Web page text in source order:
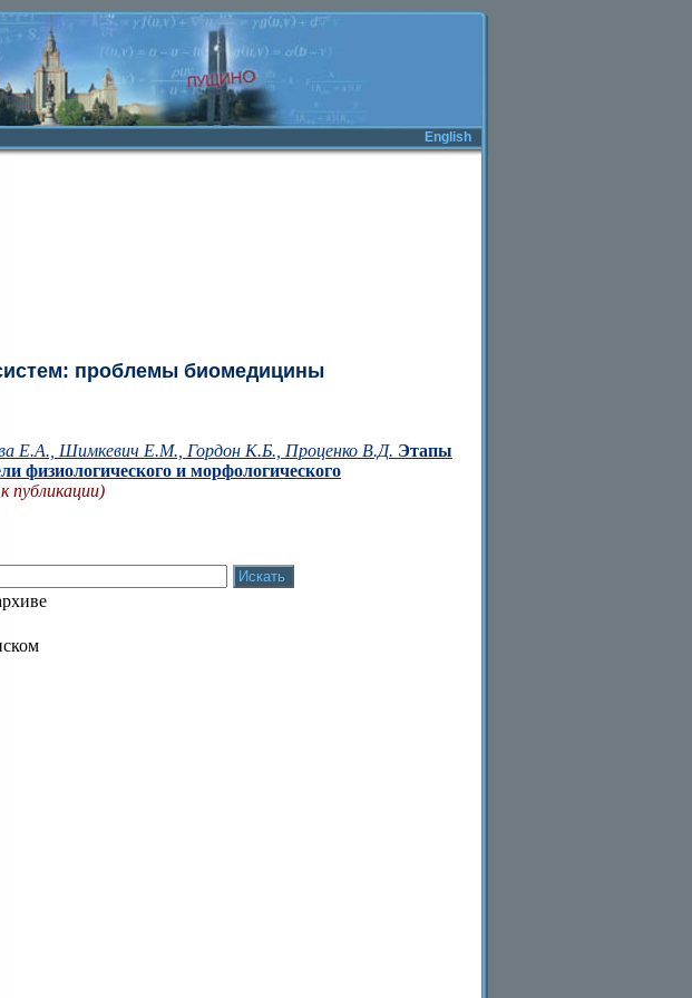
English
проблемы биомедицины
Е.А., Шимкевич Е.М., Гордон К.Б., Проценко В.Д. Этапы
физиологического и морфологического
публикации)